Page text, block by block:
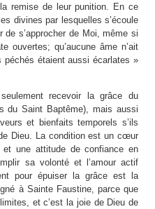
remise de leur punition. En ce
divines par lesquelles s’écoule
de s’approcher de Moi, même si
ouvertes; qu’aucune âme n’ait
péchés étaient aussi écarlates »
recevoir la grâce du
du Saint Baptême), mais aussi
et bienfaits temporels s’ils
Dieu. La condition est un cœur
une attitude de confiance en
sa volonté et l’amour actif
pour épuiser la grâce est la
à Sainte Faustine, parce que
et c’est la joie de Dieu de